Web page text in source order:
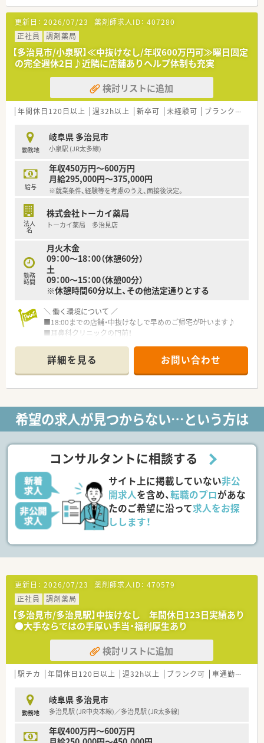
【求人情報について】
■経験や能力を十分に考慮した上で、年収450万円から650万円
の間で給与が決定されます。
■年間休日は118日確保されており、週休2日制でしっかりと休
息を取りながら勤務できます。
■賞与は年2回支給され、過去の実績では3.6ヶ月分と安定した収
入が期待できる環境です。
【想定されるキャリアイメージ】
■薬局長や指導薬局長への明確な昇進ルートがあり、目標を持っ
■年に一度の自己申告制度を通じて、自身の希望するキャリアビ
ジョンを会社に伝えられます。
■マネジメント業務や店舗運営にも携わることができ、薬剤師と
しての職能幅を広げられます。
【こんな方が活躍中】
■20代から30代の若手薬剤師が中心となり、現場や本部スタッ
■家庭と仕事を両立させたい方が、短時間勤務制度などを活用し
て無理なく働き続けています。
て着実にスキルアップしています。
更新日： 2026/07/23 薬剤師求人ID： 407280
正社員
調剤薬局
【多治見市/小泉駅】≪中抜けなし/年収600万円可≫曜日固定
の完全週休2日♪近隣に店舗ありヘルプ体制も充実
検討リストに追加
年間休日120日以上 週32h以上 新卒可 未経験可 ブランク可
勤務地
岐阜県 多治見市
小泉駅 (JR太多線)
給与
年収450万円～600万円
月給295,000円～375,000円
※就業条件、経験等を考慮のうえ、面接後決定。
法人
名
株式会社トーカイ薬局
トーカイ薬局 多治見店
勤務
時間
月火木金
09：00～18：00（休憩60分）
土
09：00～15：00（休憩00分）
※休憩時間60分以上、その他法定通りとする
＼ 働く環境について ／
■18:00までの店舗・中抜けなしで早めのご帰宅が叶います♪
■耳鼻科クリニックの門前！
ステムを導入！
薬剤師さんが安心して調剤業務を行えるように努めていま
す。
■まだまだ自分は発展途上！
「研修制度が充実している会社がいい！」という方◎
■マネジメントを目指したい方◎
・入社後、まずは3年程度を目安に管理薬剤師を目指し、
その後はマネジメント研修など管理者に必要な研修あり！
■継続的に勉強をし、各資格取得に前向きな方◎
・研修認定薬剤師や実務実習指導、
スポーツファーマシストなど資格取得を支援しています！
自己研鑽にも励めます！
＼ 長く働けるしくみがあります ／
■雇用形態変更制度やリターン雇用制度など、様々な制度があり
ライフスタイルに合わせて永く働けます！
60歳の定年後、70歳まで契約社員・パートとしてご勤務いただ
ける、
『シニア再雇用制度』があります。
■愛知県が女性活躍推進に取り組む企業を認証する制度
『あいち女性輝きカンパニー』として認証を受けています！
その取り組みが評価されています☆
＼ 福利厚生・教育制度について ／
■各種手当が充実しています！
手当の例／薬剤師手当、皆勤手当、住宅手当、赴任手当、管理手
詳細を見る お問い合わせ
希望の求人が見つからない…という方は
コンサルタントに相談する
サイト上に掲載していない非公
開求人を含め、転職のプロがあな
たのご希望に沿って求人をお探
しします！
更新日： 2026/07/23 薬剤師求人ID： 470579
正社員
調剤薬局
【多治見市/多治見駅】中抜けなし 年間休日123日実績あり
●大手ならではの手厚い手当・福利厚生あり
検討リストに追加
駅チカ 年間休日120日以上 週32h以上 ブランク可 車通勤可
勤務地
岐阜県 多治見市
多治見駅 (JR中央本線)／多治見駅 (JR太多線)
年収400万円～600万円